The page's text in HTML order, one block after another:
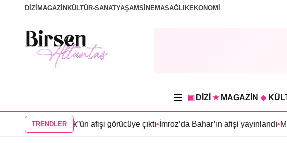
DİZİ MAGAZİN KÜLTÜR-SANATYAŞAMSİNEMASAĞLIKEKONOMİ
☰ ▣ DİZİ ★ MAGAZİN ◆
TRENDLER
olan “Mercan Köşk”ün afişi görücüye çıktı•İmroz’da Bahar’ın afişi yayınlandı•